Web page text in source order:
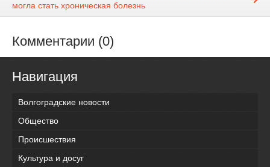
могла стать хроническая болезнь
Комментарии (0)
Навигация
Волгоградские новости
Общество
Происшествия
Культура и досуг